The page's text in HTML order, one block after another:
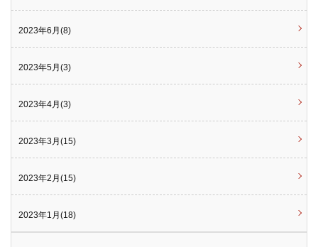
2023年6月(8)
2023年5月(3)
2023年4月(3)
2023年3月(15)
2023年2月(15)
2023年1月(18)